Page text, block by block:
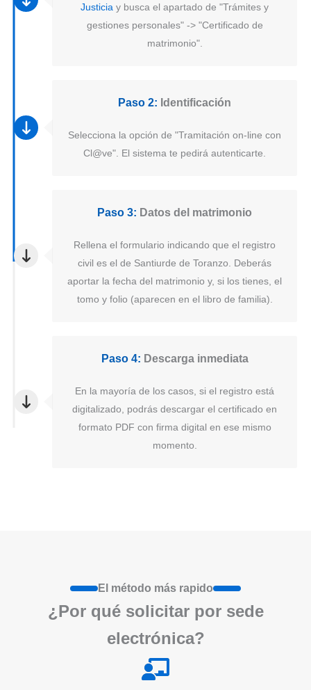
Justicia y busca el apartado de "Trámites y
gestiones personales" -> "Certificado de
matrimonio".
Paso 2: Identificación
Selecciona la opción de "Tramitación on-line con
Cl@ve". El sistema te pedirá autenticarte.
Paso 3: Datos del matrimonio
Rellena el formulario indicando que el registro
civil es el de Santiurde de Toranzo. Deberás
aportar la fecha del matrimonio y, si los tienes, el
tomo y folio (aparecen en el libro de familia).
Paso 4: Descarga inmediata
En la mayoría de los casos, si el registro está
digitalizado, podrás descargar el certificado en
formato PDF con firma digital en ese mismo
momento.
El método más rapido
¿Por qué solicitar por sede
electrónica?